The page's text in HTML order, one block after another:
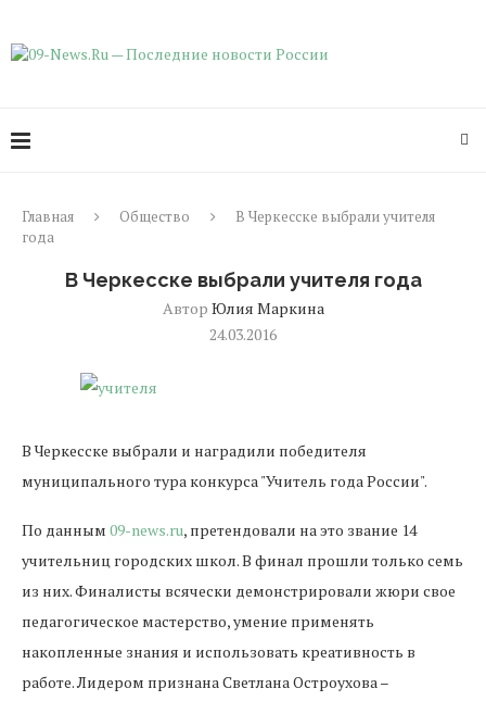
Главная Общество
В Черкесске выбрали учителя
года
В Черкесске выбрали учителя года
Автор Юлия Маркина
24.03.2016
В Черкесске выбрали и наградили победителя
муниципального тура конкурса "Учитель года России".
По данным 09-news.ru, претендовали на это звание 14
учительниц городских школ. В финал прошли только семь
из них. Финалисты всячески демонстрировали жюри свое
педагогическое мастерство, умение применять
накопленные знания и использовать креативность в
работе. Лидером признана Светлана Остроухова –